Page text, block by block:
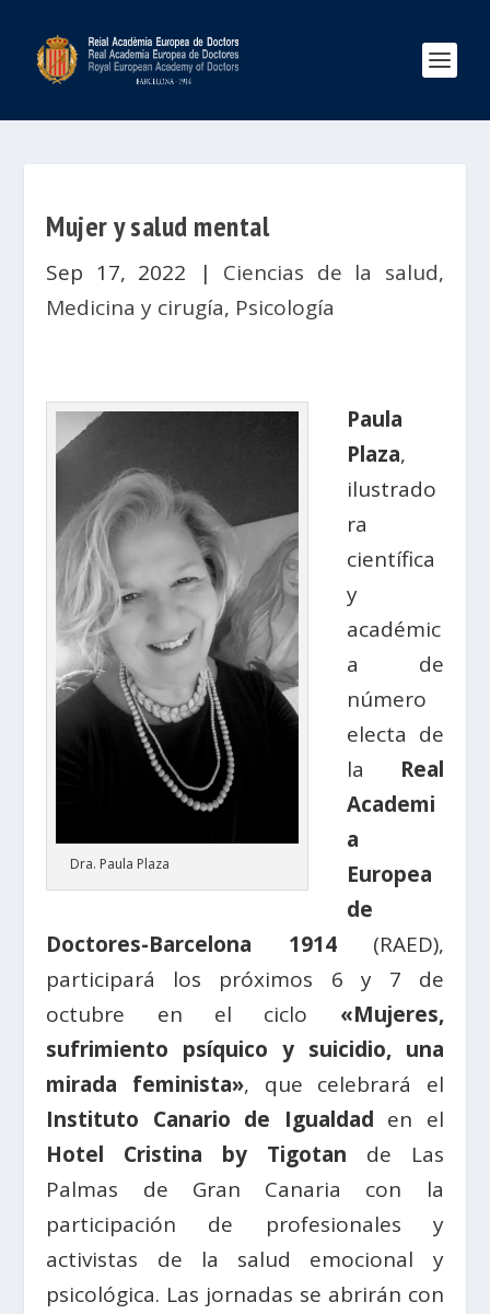
Mujer y salud mental
Sep 17, 2022 | Ciencias de la salud,
Medicina y cirugía, Psicología
Dra. Paula Plaza
Paula
Plaza,
ilustrado
ra
científica
y
académic
a de
número
electa de
la Real
Academi
a
Europea
de
Doctores-Barcelona 1914(RAED),
participará los próximos 6 y 7 de
octubre en el ciclo «Mujeres,
sufrimiento psíquico y suicidio, una
mirada feminista», que celebrará el
Instituto Canario de Igualdad en el
Hotel Cristina by Tigotan de Las
Palmas de Gran Canaria con la
participación de profesionales y
activistas de la salud emocional y
psicológica. Las jornadas se abrirán con